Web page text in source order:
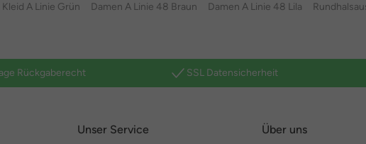
Kleid A Linie Grün
Damen A Linie 48 Braun Damen A Linie 48 Lila
Rückgaberecht SSL Datensicherheit
Unser Service Über uns